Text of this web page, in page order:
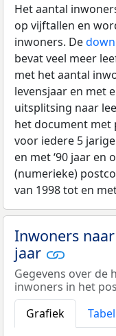
Het aantal
op vijftallen en
inwoners. De
bevat veel meer
met het aantal
levensjaar en met
uitsplitsing naar
het document met
voor iedere 5
en met ‘90 jaar en
(numerieke)
van 1998 tot en
Inwoners
jaar
Gegevens over de
inwoners in het
Grafiek
Tabel